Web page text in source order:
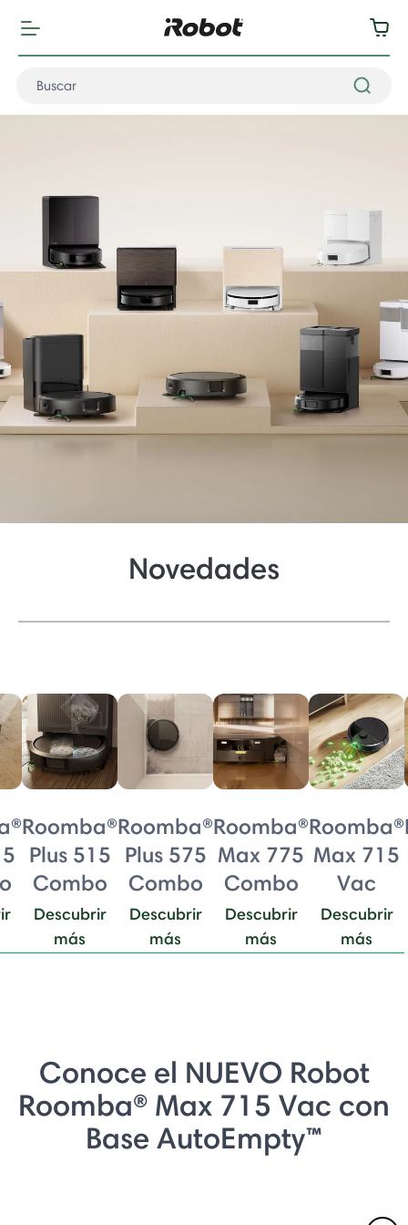
Novedades
Roomba®
Plus 515
Combo
Descubrir
más
Roomba®
Plus 575
Combo
Descubrir
más
Roomba®
Max 775
Combo
Descubrir
más
Roomba®
Max 715
Vac
Descubrir
más
Conoce el NUEVO Robot
Roomba® Max 715 Vac con
Base AutoEmpty™